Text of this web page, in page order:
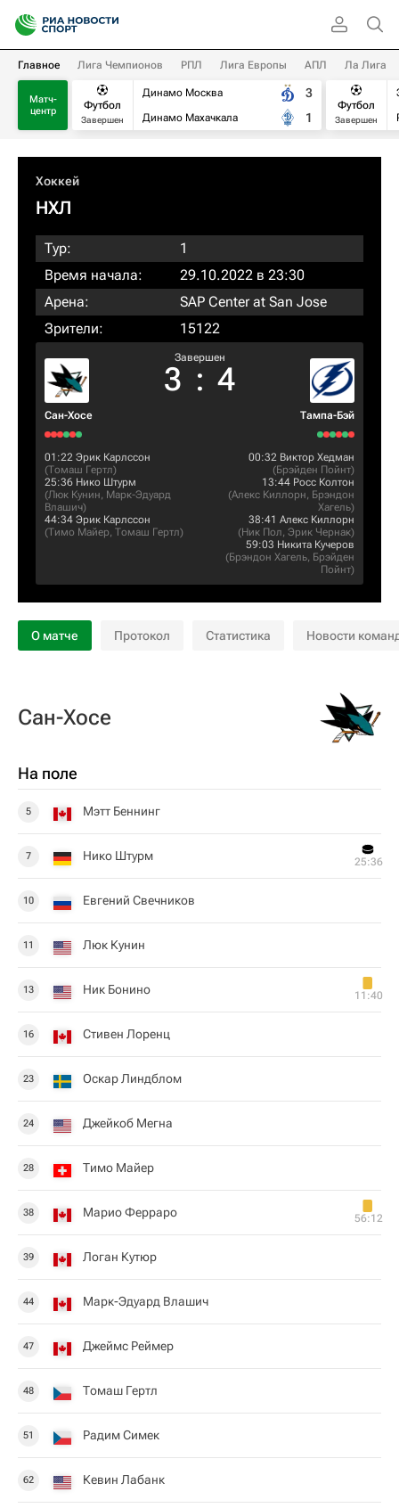
Главное Лига Чемпионов РПЛ Лига Европы АПЛ Ла Лига
Матч-
центр
Футбол
Завершен
Динамо Москва
Динамо Махачкала
3
1
Футбол
Завершен
Хоккей
НХЛ
Тур:
1
Время начала:
29.10.2022 в 23:30
Арена:
SAP Center at San Jose
Зрители:
15122
Сан-Хосе
Завершен
3 : 4
Тампа-Бэй
01:22 Эрик Карлссон
(Томаш Гертл)
25:36 Нико Штурм
(Люк Кунин, Марк-Эдуард
Влашич)
44:34 Эрик Карлссон
(Тимо Майер, Томаш Гертл)
00:32 Виктор Хедман
(Брэйден Пойнт)
13:44 Росс Колтон
(Алекс Киллорн, Брэндон
Хагель)
38:41 Алекс Киллорн
(Ник Пол, Эрик Чернак)
59:03 Никита Кучеров
(Брэндон Хагель, Брэйден
Пойнт)
О матче Протокол Статистика Новости
Сан-Хосе
На поле
5 Мэтт Беннинг
7 Нико Штурм 25:36
10 Евгений Свечников
11 Люк Кунин
13 Ник Бонино 11:40
16 Стивен Лоренц
23 Оскар Линдблом
24 Джейкоб Мегна
28 Тимо Майер
38 Марио Ферраро 56:12
39 Логан Кутюр
44 Марк-Эдуард Влашич
47 Джеймс Реймер
48 Томаш Гертл
51 Радим Симек
62 Кевин Лабанк